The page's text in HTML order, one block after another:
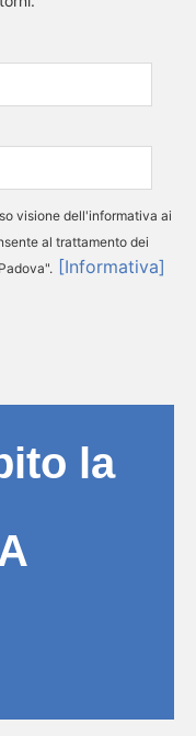
visione dell'informativa ai
al trattamento dei
[Informativa]
la